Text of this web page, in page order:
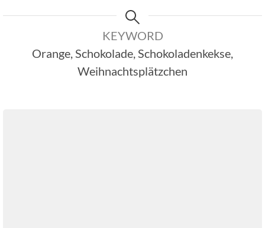
KEYWORD
Orange, Schokolade, Schokoladenkekse,
Weihnachtsplätzchen